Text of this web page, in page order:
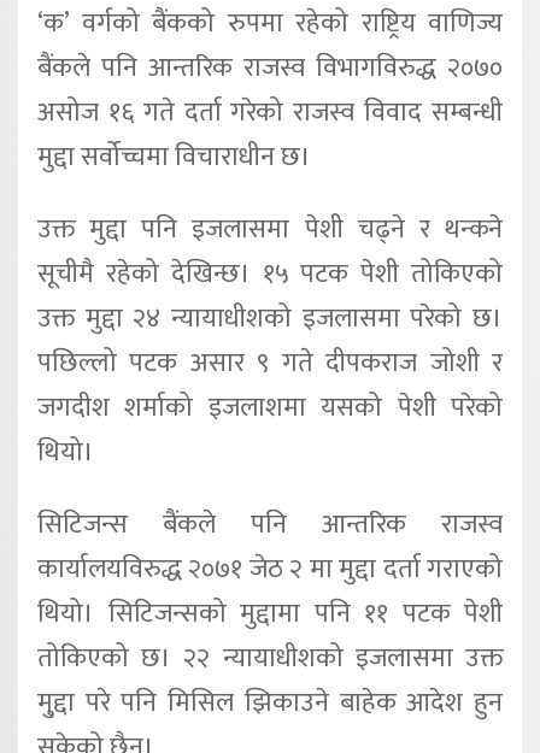
‘क’ वर्गको बैंकको रुपमा रहेको राष्ट्रिय वाणिज्य
बैंकले पनि आन्तरिक राजस्व विभागविरुद्ध २०७०
असोज १६ गते दर्ता गरेको राजस्व विवाद सम्बन्धी
मुद्दा सर्वोच्चमा विचाराधीन छ।
उक्त मुद्दा पनि इजलासमा पेशी चढ्ने र थन्कने
सूचीमै रहेको देखिन्छ। १५ पटक पेशी तोकिएको
उक्त मुद्दा २४ न्यायाधीशको इजलासमा परेको छ।
पछिल्लो पटक असार ९ गते दीपकराज जोशी र
जगदीश शर्माको इजलाशमा यसको पेशी परेको
थियो।
सिटिजन्स बैंकले पनि आन्तरिक राजस्व
कार्यालयविरुद्ध २०७१ जेठ २ मा मुद्दा दर्ता गराएको
थियो। सिटिजन्सको मुद्दामा पनि ११ पटक पेशी
तोकिएको छ। २२ न्यायाधीशको इजलासमा उक्त
मु्द्दा परे पनि मिसिल झिकाउने बाहेक आदेश हुन